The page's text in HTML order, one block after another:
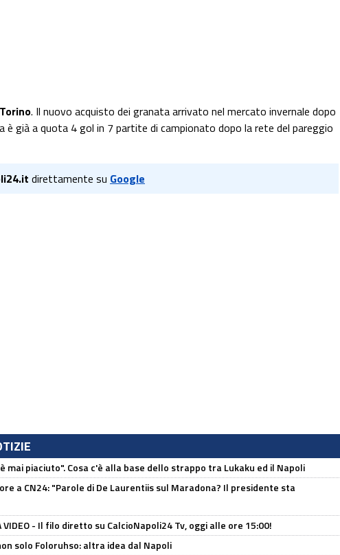
Torino. Il nuovo acquisto dei granata arrivato nel mercato invernale dopo
è già a quota 4 gol in 7 partite di campionato dopo la rete del pareggio
direttamente su Google
mai piaciuto". Cosa c'è alla base dello strappo tra Lukaku ed il Napoli
a CN24: "Parole di De Laurentiis sul Maradona? Il presidente sta
VIDEO - Il filo diretto su CalcioNapoli24 Tv, oggi alle ore 15:00!
solo Foloruhso: altra idea dal Napoli